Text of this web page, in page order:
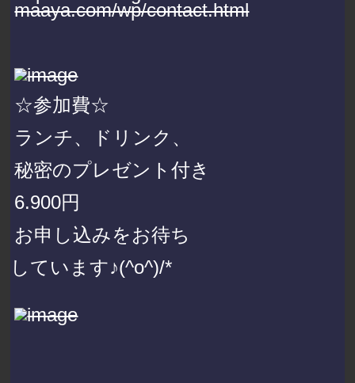
maaya.com/wp/contact.html
☆参加費☆
ランチ、ドリンク、
秘密のプレゼント付き
6.900円
お申し込みをお待ち
しています♪(^o^)/*